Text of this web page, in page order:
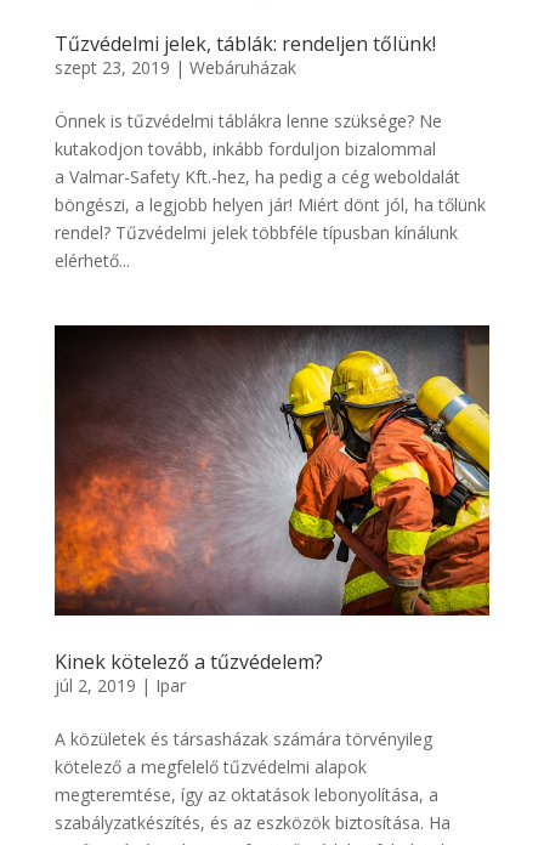
Tűzvédelmi jelek, táblák: rendeljen tőlünk!
szept 23, 2019 | Webáruházak
Önnek is tűzvédelmi táblákra lenne szüksége? Ne
kutakodjon tovább, inkább forduljon bizalommal
a Valmar-Safety Kft.-hez, ha pedig a cég weboldalát
böngészi, a legjobb helyen jár! Miért dönt jól, ha tőlünk
rendel? Tűzvédelmi jelek többféle típusban kínálunk
elérhető...
Kinek kötelező a tűzvédelem?
júl 2, 2019 | Ipar
A közületek és társasházak számára törvényileg
kötelező a megfelelő tűzvédelmi alapok
megteremtése, így az oktatások lebonyolítása, a
szabályzatkészítés, és az eszközök biztosítása. Ha